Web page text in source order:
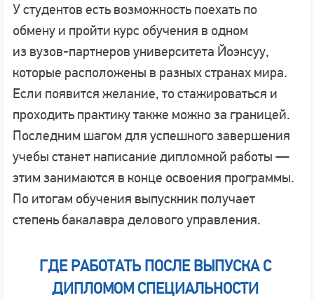
У студентов есть возможность поехать по
обмену и пройти курс обучения в одном
из вузов-партнеров университета Йоэнсуу,
которые расположены в разных странах мира.
Если появится желание, то стажироваться и
проходить практику также можно за границей.
Последним шагом для успешного завершения
учебы станет написание дипломной работы —
этим занимаются в конце освоения программы.
По итогам обучения выпускник получает
степень бакалавра делового управления.
ГДЕ РАБОТАТЬ ПОСЛЕ ВЫПУСКА С
ДИПЛОМОМ СПЕЦИАЛЬНОСТИ